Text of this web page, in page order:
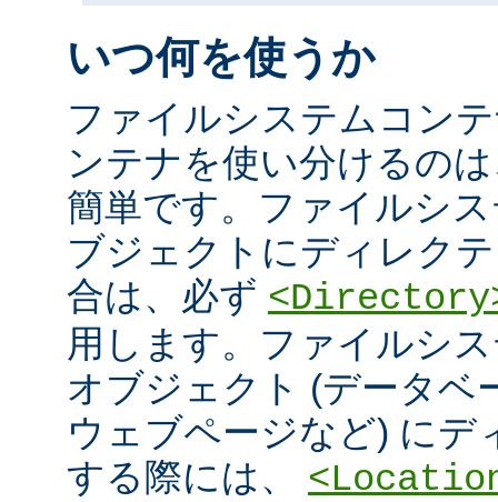
いつ何を使うか
ファイルシステムコン
ンテナを使い分けるの
簡単です。ファイルシ
ブジェクトにディレク
合は、必ず
用します。ファイルシ
オブジェクト (データベ
ウェブページなど) にデ
する際には、